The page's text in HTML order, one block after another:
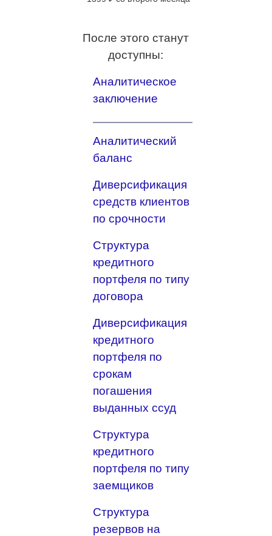
После этого станут
доступны:
Аналитическое
заключение
Аналитический
баланс
Диверсификация
средств клиентов
по срочности
Структура
кредитного
портфеля по типу
договора
Диверсификация
кредитного
портфеля по
срокам
погашения
выданных ссуд
Структура
кредитного
портфеля по типу
заемщиков
Структура
резервов на